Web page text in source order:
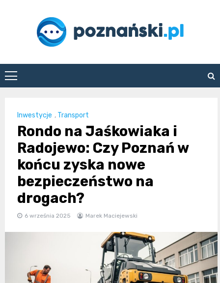
poznanski.pl
Inwestycje , Transport
Rondo na Jaśkowiaka i
Radojewo: Czy Poznań w
końcu zyska nowe
bezpieczeństwo na
drogach?
6 września 2025 Marek Maciejewski